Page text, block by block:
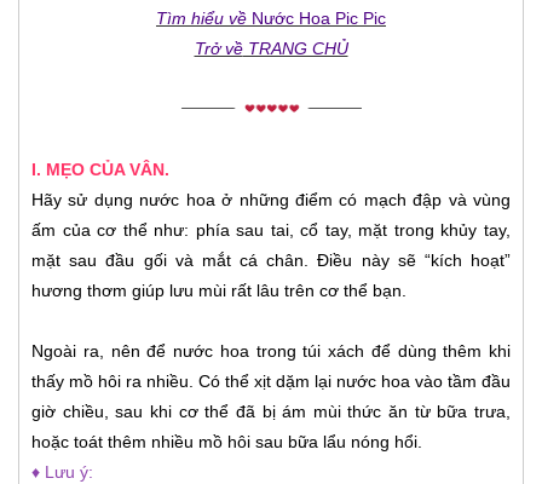
Tìm hiểu về Nước Hoa Pic Pic
Trở vềTRANG CHỦ
I. MẸO CỦA VÂN.
Hãy sử dụng nước hoa ở những điểm có mạch đập và vùng
ấm của cơ thể như: phía sau tai, cổ tay, mặt trong khủy tay,
mặt sau đầu gối và mắt cá chân. Điều này sẽ “kích hoạt”
hương thơm giúp lưu mùi rất lâu trên cơ thể bạn.
Ngoài ra, nên để nước hoa trong túi xách để dùng thêm khi
thấy mồ hôi ra nhiều. Có thể xịt dặm lại nước hoa vào tầm đầu
giờ chiều, sau khi cơ thể đã bị ám mùi thức ăn từ bữa trưa,
hoặc toát thêm nhiều mồ hôi sau bữa lẩu nóng hổi.
♦ Lưu ý: